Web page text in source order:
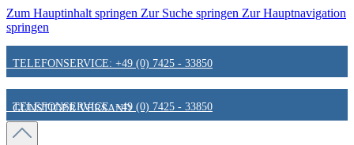
Zum Hauptinhalt springen Zur Suche springen Zur Hauptnavigation
springen
TELEFONSERVICE: +49 (0) 7425 - 33850
GÜNSTIGER VERSAND
TELEFONSERVICE: +49 (0) 7425 - 33850